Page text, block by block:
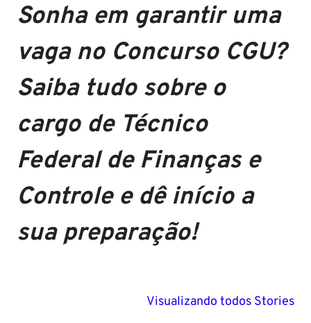
Sonha em garantir uma
vaga no Concurso CGU?
Saiba tudo sobre o
cargo de Técnico
Federal de Finanças e
Controle e dê início a
sua preparação!
Visualizando todos Stories
Polícia Federal:
MG: